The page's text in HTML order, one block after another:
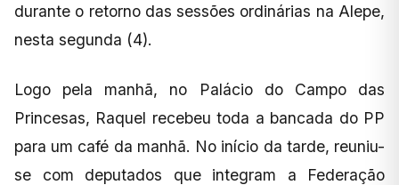
durante o retorno das sessões ordinárias na Alepe,
nesta segunda (4).
Logo pela manhã, no Palácio do Campo das
Princesas, Raquel recebeu toda a bancada do PP
para um café da manhã. No início da tarde, reuniu-
se com deputados que integram a Federação